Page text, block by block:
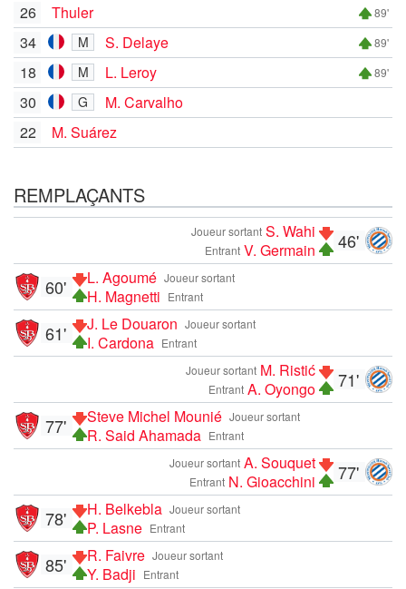
26 Thuler 89'
34 M S. Delaye 89'
18 M L. Leroy 89'
30 G
M. Carvalho
22
M. Suárez
REMPLAÇANTS
46'
Joueur sortant S. Wahi
Entrant V. Germain
Joueur sortant
L. Agoumé
Entrant
H. Magnetti
60'
Joueur sortant
J. Le Douaron
Entrant
I. Cardona
61'
71'
Joueur sortant M. Ristić
Entrant A. Oyongo
Joueur sortant
Steve Michel Mounié
Entrant
R. Said Ahamada
77'
77'
Joueur sortant A. Souquet
Entrant N. Gioacchini
Joueur sortant
H. Belkebla
Entrant
P. Lasne
78'
Joueur sortant
R. Faivre
Entrant
Y. Badji
85'